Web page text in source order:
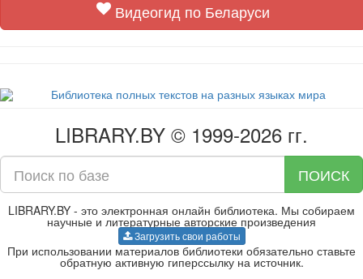
Видеогид по Беларуси
LIBRARY.BY © 1999-2026 гг.
ПОИСК
LIBRARY.BY - это электронная онлайн библиотека. Мы собираем
научные и литературные авторские произведения
Загрузить свои работы
При использовании материалов библиотеки обязательно ставьте
обратную активную гиперссылку на источник.